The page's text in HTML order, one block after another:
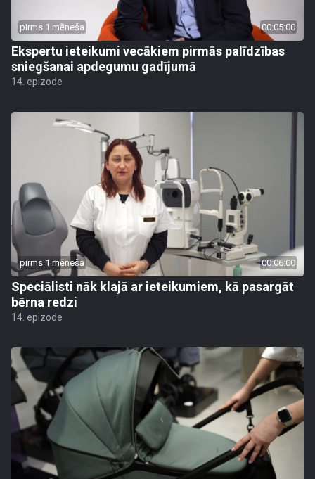
pirms 1 mēneša 00:05:00
Ekspertu ieteikumi vecākiem pirmās palīdzības
sniegšanai apdegumu gadījumā
14. epizode
pirms 1 mēneša 00:06:00
Speciālisti nāk klajā ar ieteikumiem, kā pasargāt
bērna redzi
14. epizode